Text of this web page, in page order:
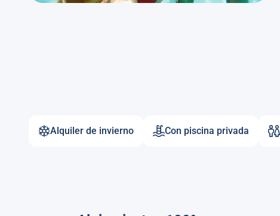
Alquiler de invierno Con piscina privada